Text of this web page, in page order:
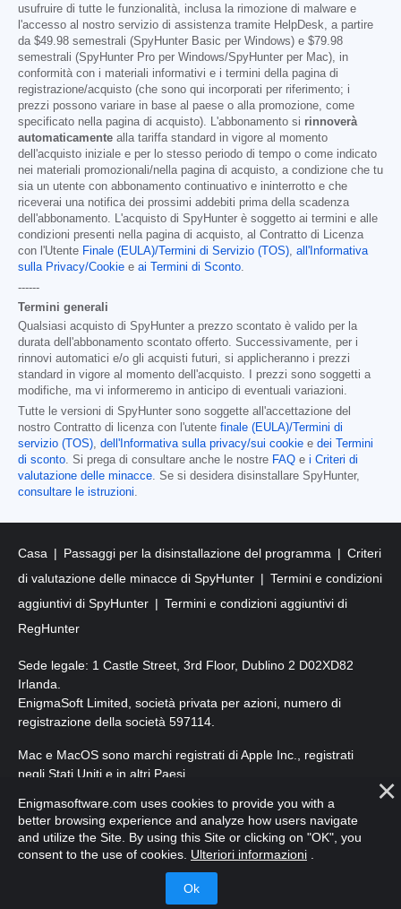
usufruire di tutte le funzionalità, inclusa la rimozione di malware e
l'accesso al nostro servizio di assistenza tramite HelpDesk, a partire
da $49.98 semestrali (SpyHunter Basic per Windows) e $79.98
semestrali (SpyHunter Pro per Windows/SpyHunter per Mac), in
conformità con i materiali informativi e i termini della pagina di
registrazione/acquisto (che sono qui incorporati per riferimento; i
prezzi possono variare in base al paese o alla promozione, come
specificato nella pagina di acquisto). L'abbonamento si rinnoverà
automaticamente alla tariffa standard in vigore al momento
dell'acquisto iniziale e per lo stesso periodo di tempo o come indicato
nei materiali promozionali/nella pagina di acquisto, a condizione che tu
sia un utente con abbonamento continuativo e ininterrotto e che
riceverai una notifica dei prossimi addebiti prima della scadenza
dell'abbonamento. L'acquisto di SpyHunter è soggetto ai termini e alle
condizioni presenti nella pagina di acquisto, al Contratto di Licenza
con l'Utente Finale (EULA)/Termini di Servizio (TOS) all'Informativa
sulla Privacy/Cookie e ai Termini di Sconto
------
Termini generali
Qualsiasi acquisto di SpyHunter a prezzo scontato è valido per la
durata dell'abbonamento scontato offerto. Successivamente, per i
rinnovi automatici e/o gli acquisti futuri, si applicheranno i prezzi
standard in vigore al momento dell'acquisto. I prezzi sono soggetti a
modifiche, ma vi informeremo in anticipo di eventuali variazioni.
Tutte le versioni di SpyHunter sono soggette all'accettazione del
nostro Contratto di licenza con l'utente finale (EULA)/Termini di
servizio (TOS) dell'Informativa sulla privacy/sui cookie e dei Termini
di sconto . Si prega di consultare anche le nostre FAQ e i Criteri di
valutazione delle minacce . Se si desidera disinstallare SpyHunter,
consultare le istruzioni
Casa Passaggi per la disinstallazione del programma
Criteri
di valutazione delle minacce di SpyHunter
Termini e condizioni
aggiuntivi di SpyHunter
Termini e condizioni aggiuntivi di
RegHunter
Sede legale: 1 Castle Street, 3rd Floor, Dublino 2 D02XD82
Irlanda.
EnigmaSoft Limited, società privata per azioni, numero di
registrazione della società 597114.
Mac e MacOS sono marchi registrati di Apple Inc., registrati
negli Stati Uniti e in altri Paesi.
Copyright 2016-2026 . EnigmaSoft Ltd. Tutti i diritti riservati.
Enigmasoftware.com uses cookies to provide you with a
better browsing experience and analyze how users navigate
and utilize the Site. By using this Site or clicking on "OK", you
consent to the use of cookies. Ulteriori informazioni